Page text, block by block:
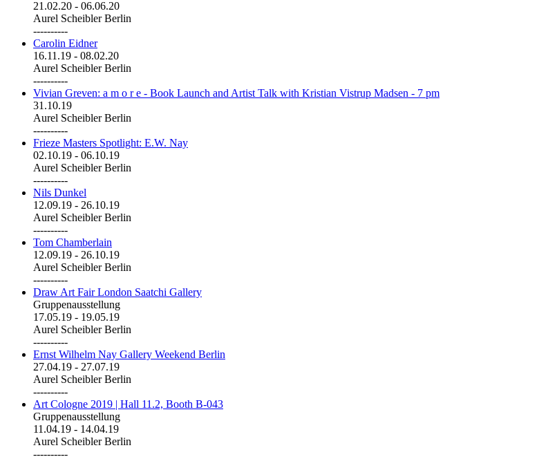
21.02.20 - 06.06.20
Aurel Scheibler Berlin
----------
Carolin Eidner
16.11.19 - 08.02.20
Aurel Scheibler Berlin
----------
Vivian Greven: a m o r e - Book Launch and Artist Talk with Kristian Vistrup Madsen - 7 pm
31.10.19
Aurel Scheibler Berlin
----------
Frieze Masters Spotlight: E.W. Nay
02.10.19 - 06.10.19
Aurel Scheibler Berlin
----------
Nils Dunkel
12.09.19 - 26.10.19
Aurel Scheibler Berlin
----------
Tom Chamberlain
12.09.19 - 26.10.19
Aurel Scheibler Berlin
----------
Draw Art Fair London Saatchi Gallery
Gruppenausstellung
17.05.19 - 19.05.19
Aurel Scheibler Berlin
----------
Ernst Wilhelm Nay Gallery Weekend Berlin
27.04.19 - 27.07.19
Aurel Scheibler Berlin
----------
Art Cologne 2019 | Hall 11.2, Booth B-043
Gruppenausstellung
11.04.19 - 14.04.19
Aurel Scheibler Berlin
----------